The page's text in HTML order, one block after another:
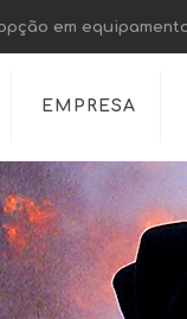
em
EMPRESA